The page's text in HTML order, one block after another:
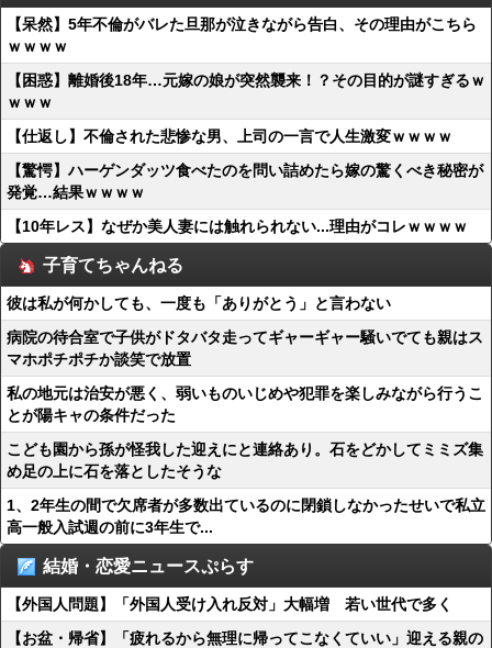
【呆然】5年不倫がバレた旦那が泣きながら告白、その理由がこちら
ｗｗｗｗ
【困惑】離婚後18年…元嫁の娘が突然襲来！？その目的が謎すぎるｗ
ｗｗｗ
【仕返し】不倫された悲惨な男、上司の一言で人生激変ｗｗｗｗ
【驚愕】ハーゲンダッツ食べたのを問い詰めたら嫁の驚くべき秘密が
発覚…結果ｗｗｗｗ
【10年レス】なぜか美人妻には触れられない...理由がコレｗｗｗｗ
子育てちゃんねる
彼は私が何かしても、一度も「ありがとう」と言わない
病院の待合室で子供がドタバタ走ってギャーギャー騒いでても親はス
マホポチポチか談笑で放置
私の地元は治安が悪く、弱いものいじめや犯罪を楽しみながら行うこ
とが陽キャの条件だった
こども園から孫が怪我した迎えにと連絡あり。石をどかしてミミズ集
め足の上に石を落としたそうな
1、2年生の間で欠席者が多数出ているのに閉鎖しなかったせいで私立
高一般入試週の前に3年生で...
結婚・恋愛ニュースぷらす
【外国人問題】「外国人受け入れ反対」大幅増 若い世代で多く
【お盆・帰省】「疲れるから無理に帰ってこなくていい」迎える親の